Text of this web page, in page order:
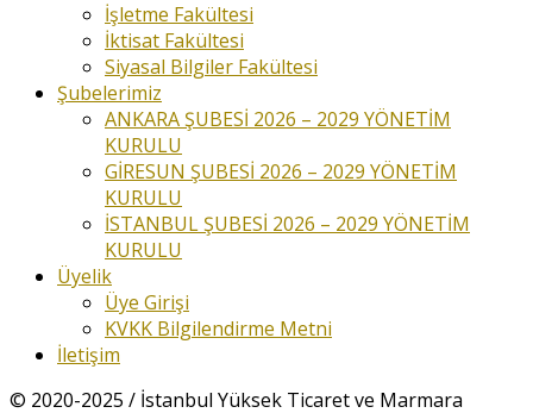
İşletme Fakültesi
İktisat Fakültesi
Siyasal Bilgiler Fakültesi
Şubelerimiz
ANKARA ŞUBESİ 2026 – 2029 YÖNETİM
KURULU
GİRESUN ŞUBESİ 2026 – 2029 YÖNETİM
KURULU
İSTANBUL ŞUBESİ 2026 – 2029 YÖNETİM
KURULU
Üyelik
Üye Girişi
KVKK Bilgilendirme Metni
İletişim
© 2020-2025 / İstanbul Yüksek Ticaret ve Marmara